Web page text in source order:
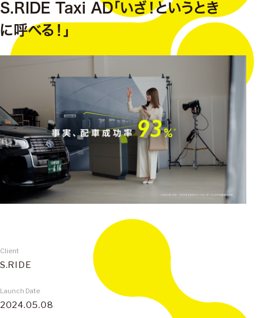
S.RIDE Taxi AD「いざ！というとき
に呼べる！」
Client
S.RIDE
Launch Date
2024.05.08